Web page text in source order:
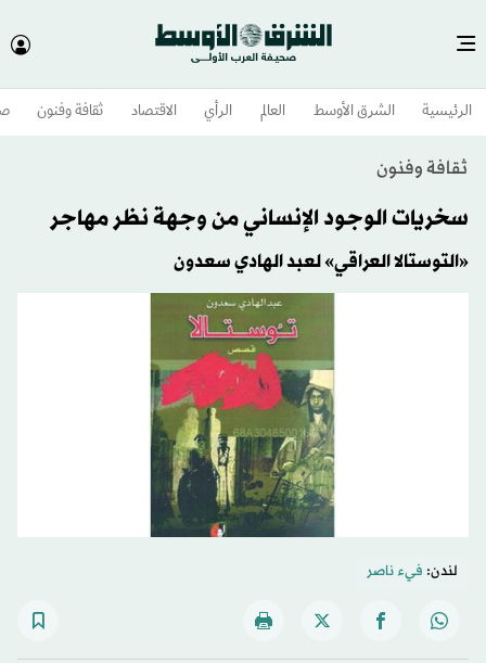
الرئيسية الشرق الأوسط​ العالم الرأي الاقتصاد ثقافة وفنون
ثقافة وفنون
سخريات الوجود الإنساني من وجهة نظر مهاجر
«التوستالا العراقي» لعبد الهادي سعدون
لندن: فيء ناصر